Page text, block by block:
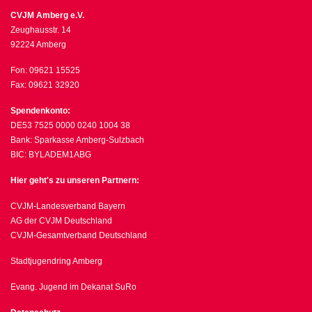
CVJM Amberg e.V.
Zeughausstr. 14
92224 Amberg
Fon: 09621 15525
Fax: 09621 32920
Spendenkonto:
DE53 7525 0000 0240 1004 38
Bank: Sparkasse Amberg-Sulzbach
BIC: BYLADEM1ABG
Hier geht's zu unseren Partnern:
CVJM-Landesverband Bayern
AG der CVJM Deutschland
CVJM-Gesamtverband Deutschland
Stadtjugendring Amberg
Evang. Jugend im Dekanat SuRo